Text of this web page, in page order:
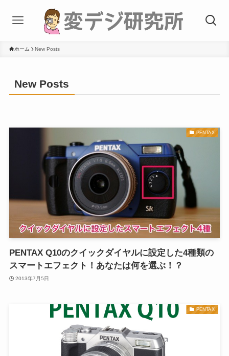
ホーム New Posts
New Posts
PENTAX
PENTAX Q10のクイックダイヤルに設定した4種類の
スマートエフェクト！あなたは何を選ぶ！？
2013年7月5日
PENTAX